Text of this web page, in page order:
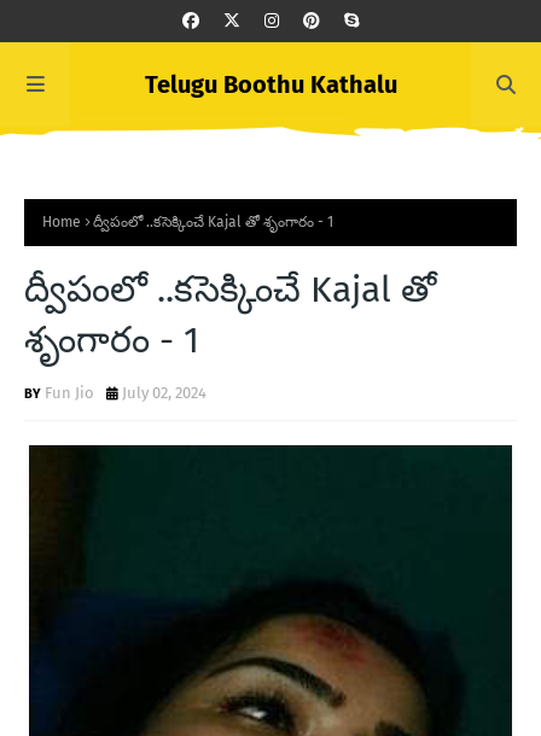
Telugu Boothu Kathalu
Home ద్వీపంలో ..కసెక్కించే Kajal తో శృంగారం - 1
ద్వీపంలో ..కసెక్కించే Kajal తో
శృంగారం - 1
Fun Jio July 02, 2024